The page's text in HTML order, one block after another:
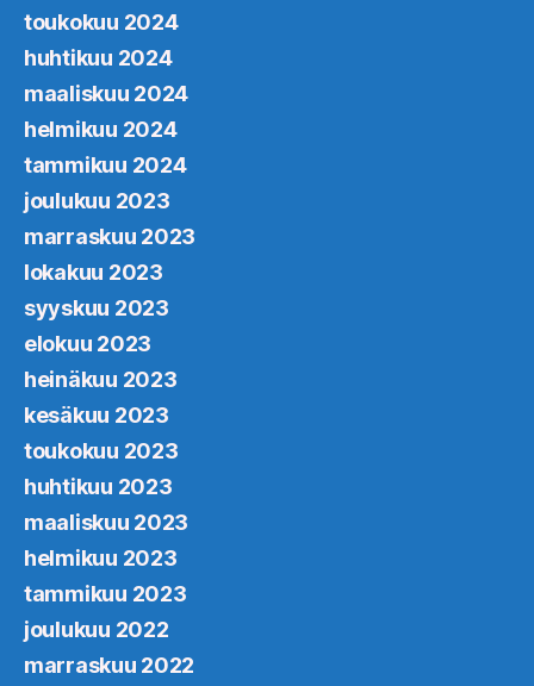
toukokuu 2024
huhtikuu 2024
maaliskuu 2024
helmikuu 2024
tammikuu 2024
joulukuu 2023
marraskuu 2023
lokakuu 2023
syyskuu 2023
elokuu 2023
heinäkuu 2023
kesäkuu 2023
toukokuu 2023
huhtikuu 2023
maaliskuu 2023
helmikuu 2023
tammikuu 2023
joulukuu 2022
marraskuu 2022